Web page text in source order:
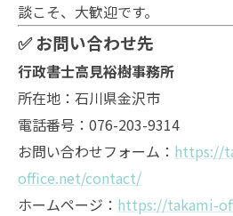
談こそ、大歓迎です。
✅ お問い合わせ先
行政書士高見裕樹事務所
所在地：石川県金沢市
電話番号：076-203-9314
お問い合わせフォーム： https://
office.net/contact/
ホームページ： https://takami-